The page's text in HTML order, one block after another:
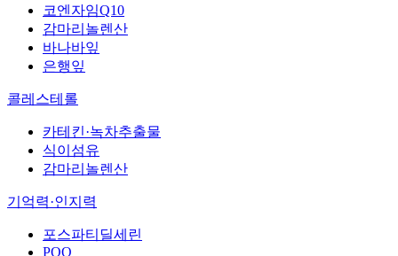
코엔자임Q10
감마리놀렌산
바나바잎
은행잎
콜레스테롤
카테킨·녹차추출물
식이섬유
감마리놀렌산
기억력·인지력
포스파티딜세린
PQQ